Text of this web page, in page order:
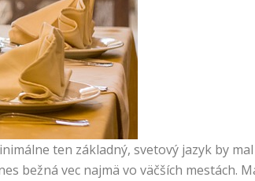
ten základný, svetový jazyk by
bežná vec najmä vo väčších mestách.